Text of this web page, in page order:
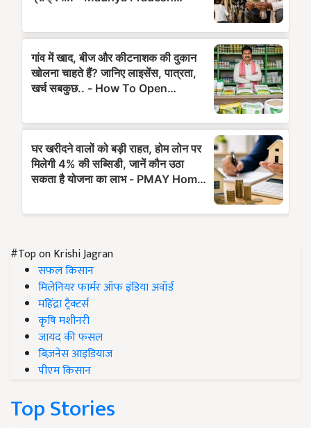
#Top on Krishi Jagran
सफल किसान
मिलेनियर फार्मर ऑफ इंडिया अवॉर्ड
महिंद्रा ट्रैक्टर्स
कृषि मशीनरी
जायद की फसल
बिज़नेस आइडियाज
पीएम किसान
Top Stories